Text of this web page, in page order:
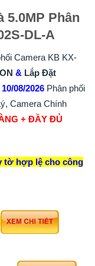
5.0MP Phân
DL-A
Camera KB KX-
& Lắp Đặt
10/08/2026 Phân phối
Camera Chính
+ ĐẦY ĐỦ
tờ hợp lệ cho công